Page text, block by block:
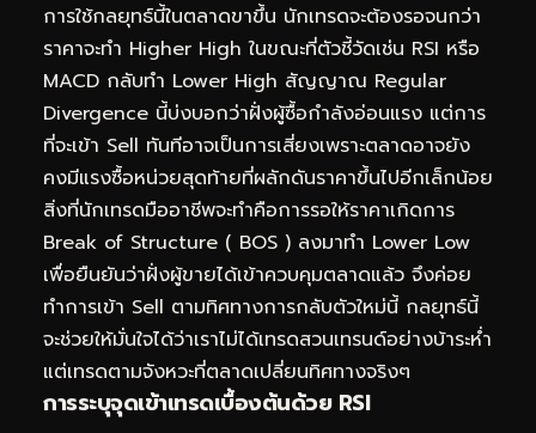
การใช้กลยุทธ์นี้ในตลาดขาขึ้น นักเทรดจะต้องรอจนกว่า
ราคาจะทำ Higher High ในขณะที่ตัวชี้วัดเช่น RSI หรือ
MACD กลับทำ Lower High สัญญาณ Regular
Divergence นี้บ่งบอกว่าฝั่งผู้ซื้อกำลังอ่อนแรง แต่การ
ที่จะเข้า Sell ทันทีอาจเป็นการเสี่ยงเพราะตลาดอาจยัง
คงมีแรงซื้อหน่วยสุดท้ายที่ผลักดันราคาขึ้นไปอีกเล็กน้อย
สิ่งที่นักเทรดมืออาชีพจะทำคือการรอให้ราคาเกิดการ
Break of Structure ( BOS ) ลงมาทำ Lower Low
เพื่อยืนยันว่าฝั่งผู้ขายได้เข้าควบคุมตลาดแล้ว จึงค่อย
ทำการเข้า Sell ตามทิศทางการกลับตัวใหม่นี้ กลยุทธ์นี้
จะช่วยให้มั่นใจได้ว่าเราไม่ได้เทรดสวนเทรนด์อย่างบ้าระห่ำ
แต่เทรดตามจังหวะที่ตลาดเปลี่ยนทิศทางจริงๆ
การระบุจุดเข้าเทรดเบื้องต้นด้วย RSI